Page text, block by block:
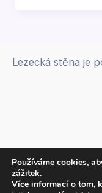
Lezecká stěna je
Používáme cookies,
zážitek.
Více informací o tom,